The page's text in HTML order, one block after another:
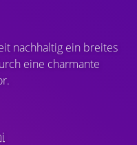
nachhaltig ein breites
eine charmante